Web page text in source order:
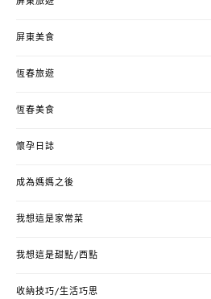
屏東美食
恆春旅遊
恆春美食
懷孕日誌
成為媽媽之後
我想這是家常菜
我想這是甜點/西點
收納技巧/生活巧思